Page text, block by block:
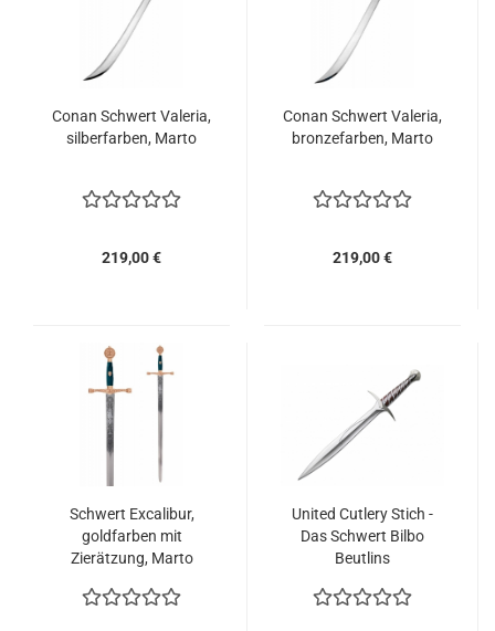
Conan Schwert Valeria,
silberfarben, Marto
219,00 €
Conan Schwert Valeria,
bronzefarben, Marto
219,00 €
Schwert Excalibur,
goldfarben mit
Zierätzung, Marto
United Cutlery Stich -
Das Schwert Bilbo
Beutlins